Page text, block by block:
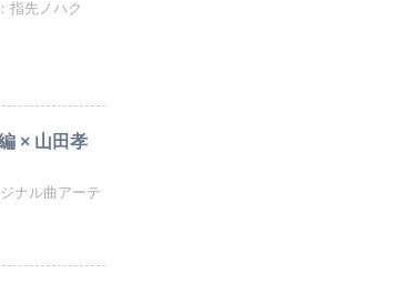
指先ノハク
× 山田孝
ナル曲アーテ